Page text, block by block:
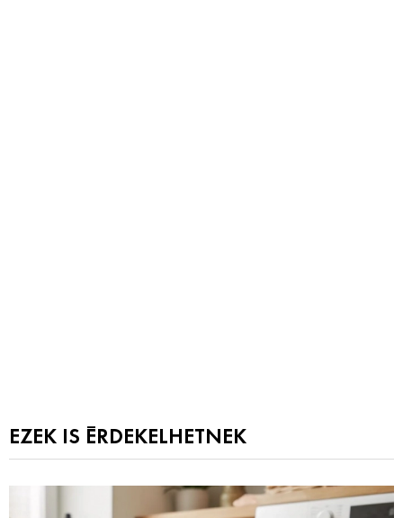
EZEK IS ÉRDEKELHETNEK